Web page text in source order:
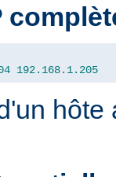
192.168. 1.205